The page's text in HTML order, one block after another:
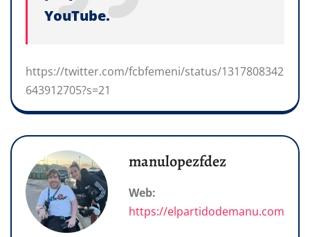
YouTube.
https://twitter.com/fcbfemeni/status/1317808342
643912705?s=21
manulopezfdez
Web:
https://elpartidodemanu.com